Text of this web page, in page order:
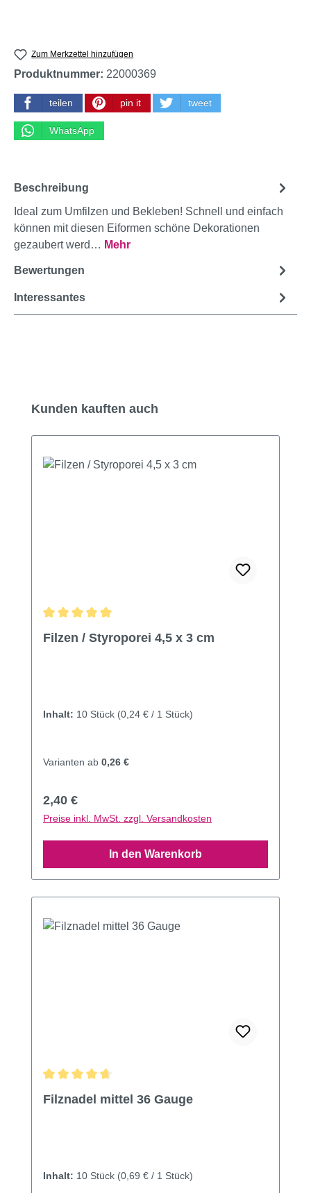
Zum Merkzettel hinzufügen
Produktnummer: 22000369
teilen pin it tweet
WhatsApp
Beschreibung
Ideal zum Umfilzen und Bekleben! Schnell und einfach
können mit diesen Eiformen schöne Dekorationen
gezaubert werd… Mehr
Bewertungen
Interessantes
Produktgalerie überspringen
Kunden kauften auch
Filzen / Styroporei 4,5 x 3 cm
Inhalt: 10 Stück (0,24 € / 1 Stück)
Varianten ab 0,26 €
Regulärer Preis:
2,40 €
Preise inkl. MwSt. zzgl. Versandkosten
In den Warenkorb
Filznadel mittel 36 Gauge
Inhalt: 10 Stück (0,69 € / 1 Stück)